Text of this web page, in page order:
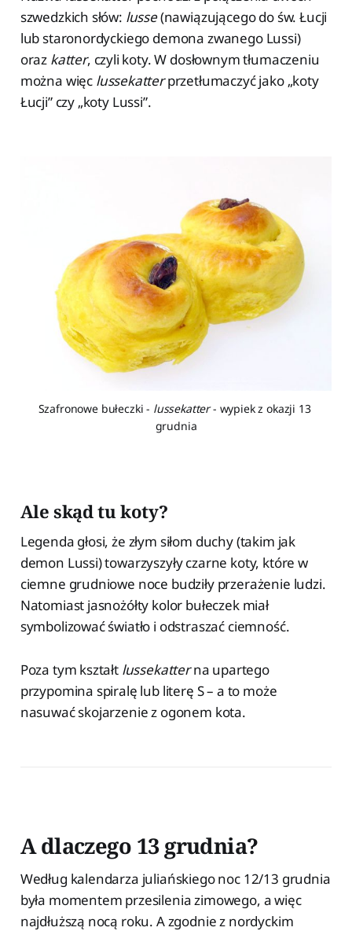
szwedzkich słów: lusse(nawiązującego do św. Łucji
lub staronordyckiego demona zwanego Lussi)
oraz katter, czyli koty. W dosłownym tłumaczeniu
można więc lussekatterprzetłumaczyć jako „koty
Łucji” czy „koty Lussi”.
Szafronowe bułeczki - lussekatter - wypiek z okazji 13
grudnia
Ale skąd tu koty?
Legenda głosi, że złym siłom duchy (takim jak
demon Lussi) towarzyszyły czarne koty, które w
ciemne grudniowe noce budziły przerażenie ludzi.
Natomiast jasnożółty kolor bułeczek miał
symbolizować światło i odstraszać ciemność.
Poza tym kształt lussekatterna upartego
przypomina spiralę lub literę S – a to może
nasuwać skojarzenie z ogonem kota.
A dlaczego 13 grudnia?
Według kalendarza juliańskiego noc 12/13 grudnia
była momentem przesilenia zimowego, a więc
najdłuższą nocą roku. A zgodnie z nordyckim